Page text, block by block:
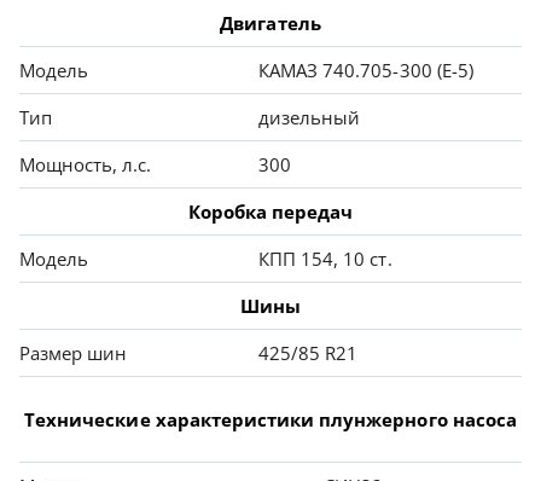
Двигатель
Модель
КАМАЗ 740.705-300 (Е-5)
Тип
дизельный
Мощность, л.с.
300
Коробка передач
Модель
КПП 154, 10 ст.
Шины
Размер шин
425/85 R21
Технические характеристики плунжерного насоса